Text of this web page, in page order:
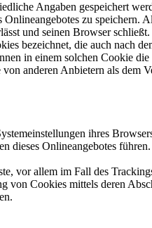
Angaben gespeichert
zu speichern.
und seinen Browser
bezeichnet, die auch nach
in einem solchen Cookie
anderen Anbietern als dem
ihres
dieses Onlineangebotes führen.
vor allem im Fall des
von Cookies mittels deren